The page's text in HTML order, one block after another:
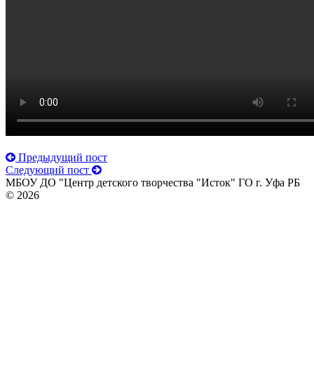
Предыдущий пост
Следующий пост
МБОУ ДО "Центр детского творчества "Исток" ГО г. Уфа РБ
© 2026